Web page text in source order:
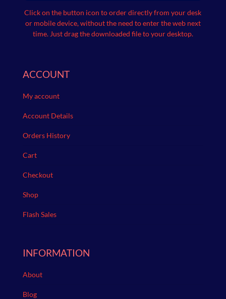
Click on the button icon to order directly from your desk
or mobile device, without the need to enter the web next
time. Just drag the downloaded file to your desktop.
ACCOUNT
My account
Account Details
Orders History
Cart
Checkout
Shop
Flash Sales
INFORMATION
About
Blog